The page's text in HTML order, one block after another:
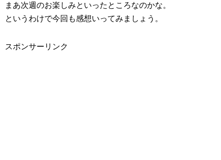
まあ次週のお楽しみといったところなのかな。
というわけで今回も感想いってみましょう。
スポンサーリンク